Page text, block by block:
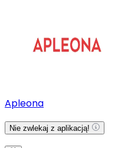
Apleona
Nie zwlekaj z aplikacją!